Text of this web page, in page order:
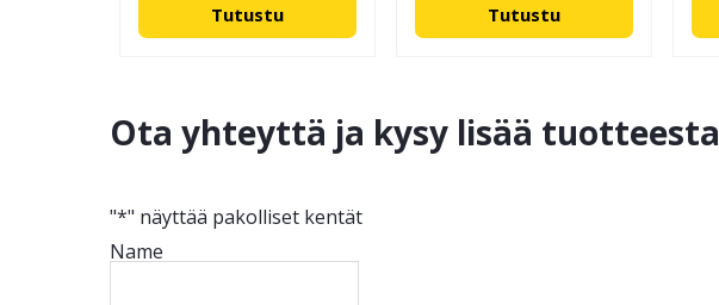
Tutustu Tutustu
Ota yhteyttä ja kysy lisää tuotteesta
"*" näyttää pakolliset kentät
Name